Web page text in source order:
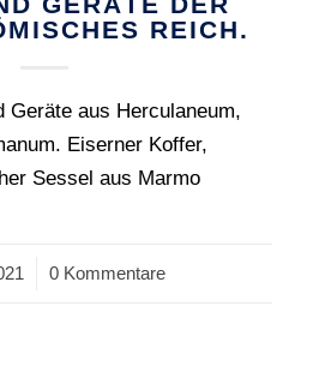
REICH.
Geräte aus Herculaneum,
Eiserner Koffer,
Sessel aus Marmo
0 Kommentare